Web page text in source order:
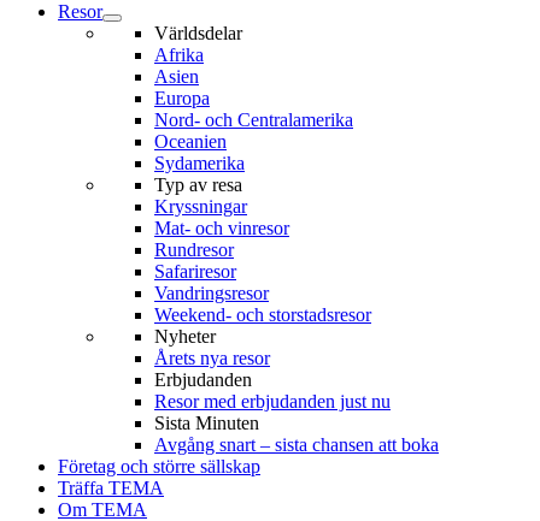
Resor
Världsdelar
Afrika
Asien
Europa
Nord- och Centralamerika
Oceanien
Sydamerika
Typ av resa
Kryssningar
Mat- och vinresor
Rundresor
Safariresor
Vandringsresor
Weekend- och storstadsresor
Nyheter
Årets nya resor
Erbjudanden
Resor med erbjudanden just nu
Sista Minuten
Avgång snart – sista chansen att boka
Företag och större sällskap
Träffa TEMA
Om TEMA